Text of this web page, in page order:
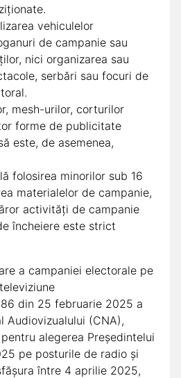
vehiculelor
de campanie sau
nici organizarea sau
serbări sau focuri de
mesh-urilor, corturilor
forme de publicitate
este, de asemenea,
folosirea minorilor sub 16
materialelor de campanie,
activități de campanie
încheiere este strict
a campaniei electorale pe
din 25 februarie 2025 a
Audiovizualului (CNA),
alegerea Președintelui
pe posturile de radio și
între 4 aprilie 2025,